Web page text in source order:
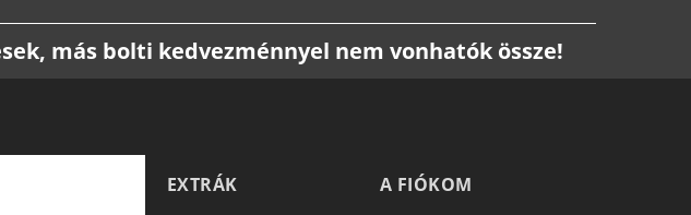
más bolti kedvezménnyel nem vonhatók össze!
EXTRÁK A FIÓKOM